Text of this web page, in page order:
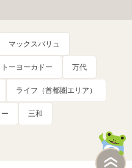
マックスバリュ
トーヨーカドー 万代
ライフ（首都圏エリア）
三和